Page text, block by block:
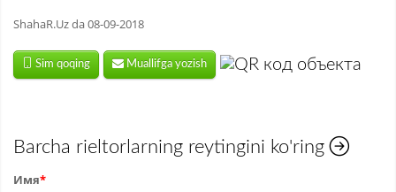
ShahaR.Uz da 08-09-2018
Sim qoqing Muallifga yozish
Barcha rieltorlarning reytingini ko'ring
Имя*